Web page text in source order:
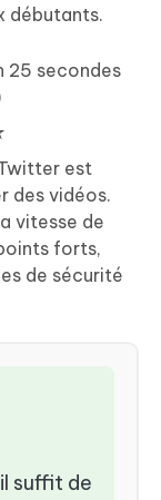
débutants.
25 secondes
est
des vidéos.
vitesse de
forts,
de sécurité
il suffit de